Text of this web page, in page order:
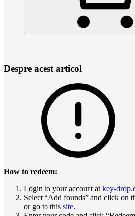
Despre acest articol
How to redeem:
Login to your account at key-
Select “Add founds” and click on
or go to this site.